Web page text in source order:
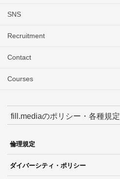
SNS
Recruitment
Contact
Courses
fill.mediaのポリシー・各種規定
倫理規定
ダイバーシティ・ポリシー